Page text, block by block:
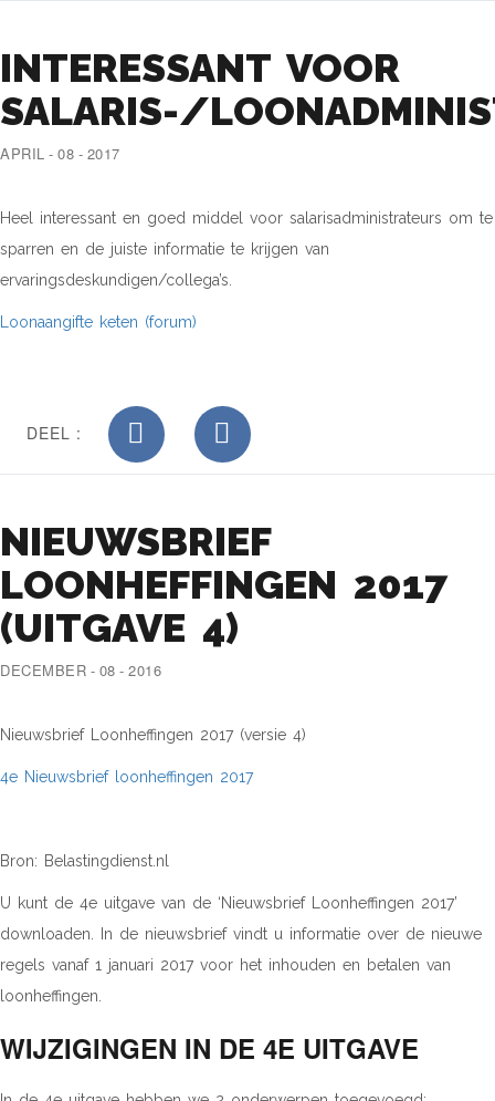
INTERESSANT VOOR
SALARIS-/
APRIL - 08 - 2017
Heel interessant en goed middel voor salarisadministrateurs om te
sparren en de juiste informatie te krijgen van
ervaringsdeskundigen/collega’s.
Loonaangifte keten (forum)
DEEL :
NIEUWSBRIEF
LOONHEFFINGEN 2017
(UITGAVE 4)
DECEMBER - 08 - 2016
Nieuwsbrief Loonheffingen 2017 (versie 4)
4e Nieuwsbrief loonheffingen 2017
Bron: Belastingdienst.nl
U kunt de 4e uitgave van de ‘Nieuwsbrief Loonheffingen 2017’
downloaden. In de nieuwsbrief vindt u informatie over de nieuwe
regels vanaf 1 januari 2017 voor het inhouden en betalen van
loonheffingen.
WIJZIGINGEN IN DE 4E UITGAVE